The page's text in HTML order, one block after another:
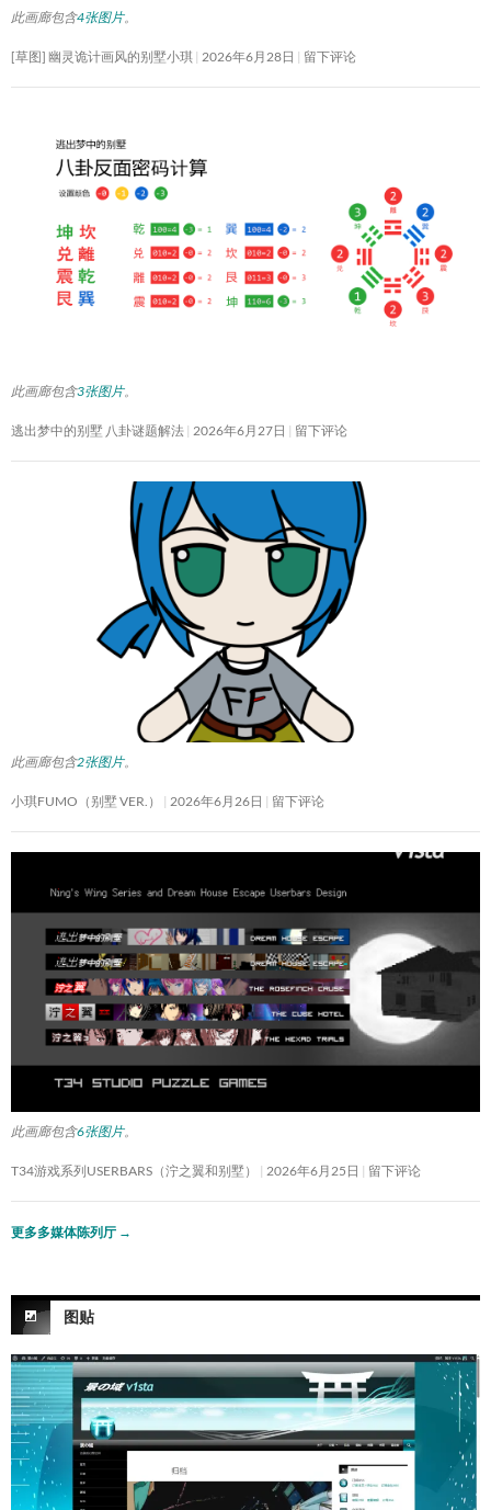
此画廊包含4张图片。
[草图] 幽灵诡计画风的别墅小琪 2026年6月28日 留下评论
此画廊包含3张图片。
逃出梦中的别墅 八卦谜题解法 2026年6月27日 留下评论
此画廊包含2张图片。
小琪FUMO（别墅 VER.） 2026年6月26日 留下评论
此画廊包含6张图片。
T34游戏系列USERBARS（泞之翼和别墅） 2026年6月25日 留下评论
更多多媒体陈列厅 →
图贴